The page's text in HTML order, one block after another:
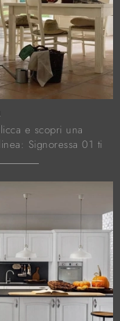
e scopri una
Signoressa 01 ti